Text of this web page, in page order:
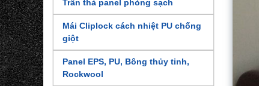
Trần thả panel phòng sạch
Mái Cliplock cách nhiệt PU chống
giột
Panel EPS, PU, Bông thủy tinh,
Rockwool